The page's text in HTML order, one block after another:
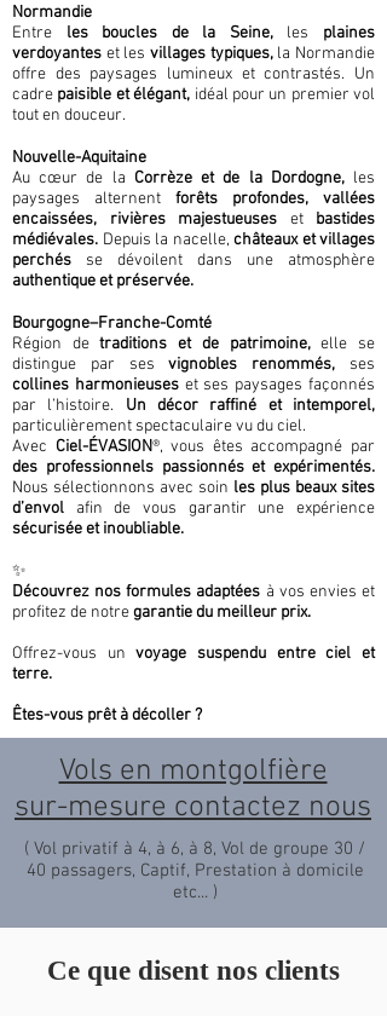
Normandie
Entre les boucles de la Seine,les plaines
verdoyantes et les villages typiques, la Normandie
offre des paysages lumineux et contrastés. Un
cadre paisible et élégant, idéal pour un premier vol
tout en douceur.
Nouvelle-Aquitaine
Au cœur de la Corrèze et de la Dordogne, les
paysages alternent forêts profondes, vallées
encaissées, rivières majestueuses et bastides
médiévales. Depuis la nacelle, châteaux et villages
perchés se dévoilent dans une atmosphère
authentique et préservée.
Bourgogne–Franche-Comté
Région detraditions et de patrimoine,elle se
distingue par sesvignobles renommés, ses
collines harmonieuseset ses paysages façonnés
par l’histoire. Un décor raffiné et intemporel,
particulièrement spectaculaire vu du ciel.
Avec Ciel-ÉVASION®, vous êtes accompagné par
des professionnels passionnés et expérimentés.
Nous sélectionnons avec soin les plus beaux sites
d’envol afin de vous garantir une expérience
sécurisée et inoubliable.
✨
Découvrez nos formules adaptées à vos envies et
profitez de notregarantie du meilleur prix.
Offrez-vous unvoyage suspendu entre ciel et
terre.
Êtes-vous prêt à décoller ?
Vols en montgolfière
sur-mesure contactez nous
( Vol privatif à 4, à 6, à 8, Vol de groupe 30 /
40 passagers, Captif, Prestation à domicile
etc... )
Ce que disent nos clients